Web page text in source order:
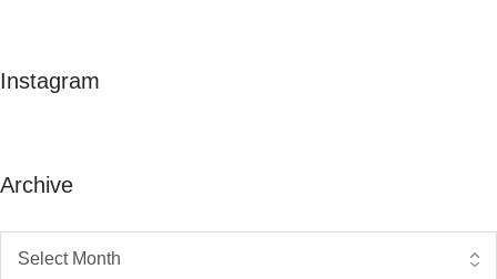
Instagram
Archive